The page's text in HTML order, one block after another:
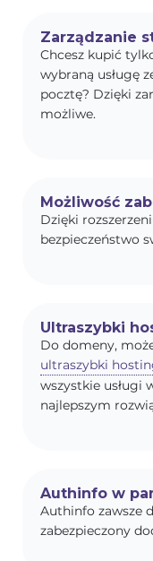
Zarządzanie
Chcesz kupić
wybraną usługę
pocztę? Dzięki
możliwe.
Możliwość
Dzięki
bezpieczeństwo
Ultraszybki
Do domeny,
ultraszybki
wszystkie usługi
najlepszym
Authinfo w
Authinfo zawsze
zabezpieczony